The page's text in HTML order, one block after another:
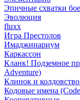
Эпичные схватки
Эволюция
fluxx
Игра Престолов
Имаджинариум
Каркассон
Кланк! Подземное
Adventure)
Клинок и
Кодовые имена